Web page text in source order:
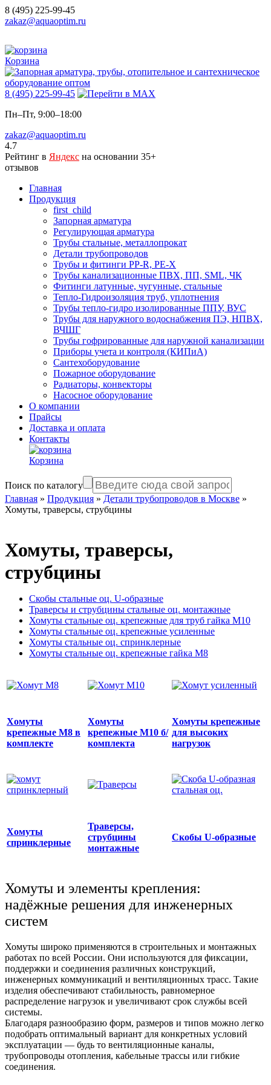
8 (495) 225-99-45
zakaz@aquaoptim.ru
Корзина
8 (495) 225-99-45
Пн–Пт, 9:00–18:00
zakaz@aquaoptim.ru
4.7
Рейтинг в Яндекс на основании 35+
отзывов
Главная
Продукция
first_child
Запорная арматура
Регулирующая арматура
Трубы стальные, металлопрокат
Детали трубопроводов
Трубы и фитинги PP-R, PE-X
Трубы канализационные ПВХ, ПП, SML, ЧК
Фитинги латунные, чугунные, стальные
Тепло-Гидроизоляция труб, уплотнения
Трубы тепло-гидро изолированные ППУ, ВУС
Трубы для наружного водоснабжения ПЭ, НПВХ,
ВЧШГ
Трубы гофрированные для наружной канализации
Приборы учета и контроля (КИПиА)
Сантехоборудование
Пожарное оборудование
Радиаторы, конвекторы
Насосное оборудование
О компании
Прайсы
Доставка и оплата
Контакты
Корзина
Поиск по каталогу
Главная » Продукция » Детали трубопроводов в Москве »
Хомуты, траверсы, струбцины
Хомуты, траверсы,
струбцины
Скобы стальные оц. U-образные
Траверсы и струбцины стальные оц. монтажные
Хомуты стальные оц. крепежные для труб гайка М10
Хомуты стальные оц. крепежные усиленные
Хомуты стальные оц. спринклерные
Хомуты стальные оц. крепежные гайка М8
Хомуты
крепежные М8 в
комплекте
Хомуты
крепежные М10 б/
комплекта
Хомуты крепежные
для высоких
нагрузок
Хомуты
спринклерные
Траверсы,
струбцины
монтажные
Скобы U-образные
Хомуты и элементы крепления:
надёжные решения для инженерных
систем
Хомуты широко применяются в строительных и монтажных
работах по всей России. Они используются для фиксации,
поддержки и соединения различных конструкций,
инженерных коммуникаций и вентиляционных трасс. Такие
изделия обеспечивают стабильность, равномерное
распределение нагрузок и увеличивают срок службы всей
системы.
Благодаря разнообразию форм, размеров и типов можно легко
подобрать оптимальный вариант для конкретных условий
эксплуатации — будь то вентиляционные каналы,
трубопроводы отопления, кабельные трассы или гибкие
соединения.